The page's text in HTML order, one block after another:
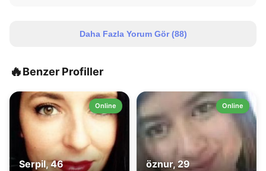
Daha Fazla Yorum Gör (88)
🔥Benzer Profiller
Online
Serpil, 46
Online
öznur, 29